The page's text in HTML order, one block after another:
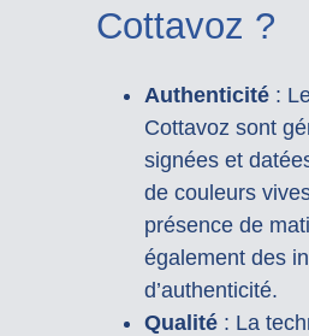
Cottavoz ?
Authenticité:
Cottavoz sont
signées et
de couleurs
présence de
également des
d’authenticité.
Qualité: La